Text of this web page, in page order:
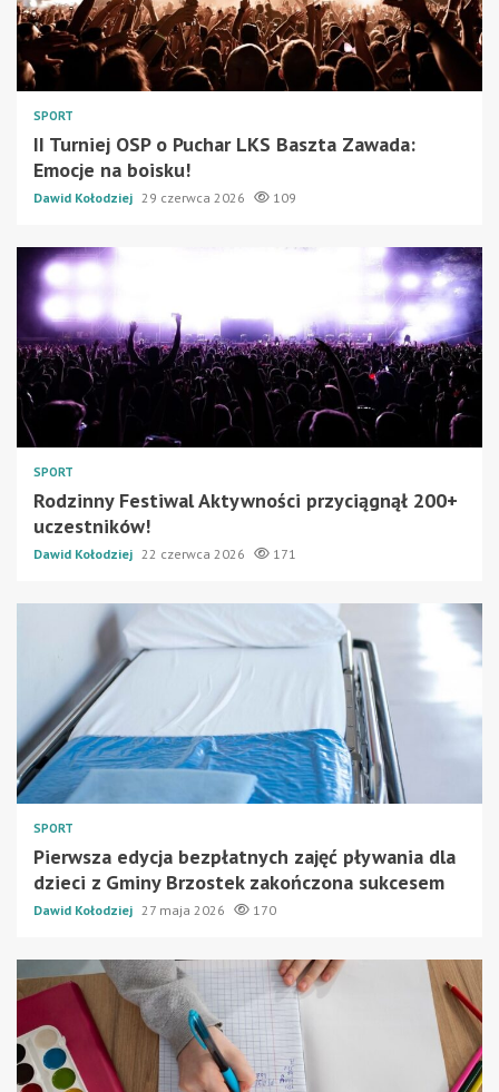
SPORT
II Turniej OSP o Puchar LKS Baszta Zawada:
Emocje na boisku!
Dawid Kołodziej 29 czerwca 2026 109
SPORT
Rodzinny Festiwal Aktywności przyciągnął 200+
uczestników!
Dawid Kołodziej 22 czerwca 2026 171
SPORT
Pierwsza edycja bezpłatnych zajęć pływania dla
dzieci z Gminy Brzostek zakończona sukcesem
Dawid Kołodziej 27 maja 2026 170